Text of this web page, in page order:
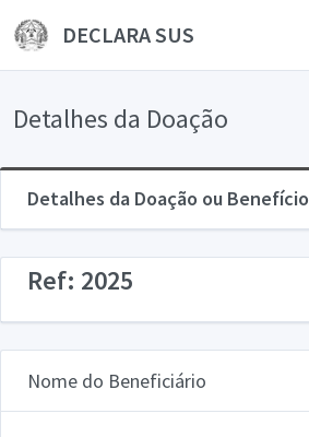
DECLARA SUS
Detalhes da Doação
Detalhes da Doação ou Benefício
Ref: 2025
Nome do Beneficiário